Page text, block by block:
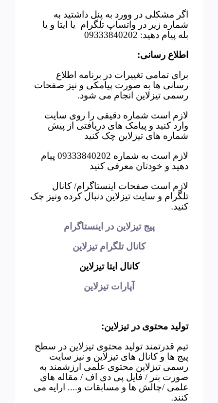
اگر مشکلی در وورد به پنل داشتید به
شماره زیر در واتساپ تلگرام یا ایتا و یا
بله پیام دهید: 09333840202
اطلاع رسانی:
برای تمامی تغییرات در برنامه اطلاع
رسانی ها به صورت پیامکی و نیز صفحات
رسمی تیزلاین انجام می شود.
لازم است شماره دقیقی را روی سایت
وارد کنید و پیامک های دریافتی از پیش
شماره های تیزلاین چک کنید
لازم است به شماره 09333840202 پیام
دهید و خودتان معرفی کنید
لازم است صفحات اینستاگرام/ کانال
تلگرام و سایت تیزلاین دنبال کرده ونیز چک
کنید.
پیج تیزلاین در اینستاگرام
کانال تلگرام تیزلاین
کانال ایتا تیزلاین
آپارات تیزلاین
تولید محتوی در تیزلاین:
تیم قدرتمند تولید محتوی تیزلاین در سطح
پیج ها و کانال های تیزلاین و نیز سایت
رسمی تیزلاین محتوی علمی ارزشمند به
صورت بنر / فایل پی دی اف / مقاله های
علمی /چالش ها و مسابقات و.... ارایه می
کنند.